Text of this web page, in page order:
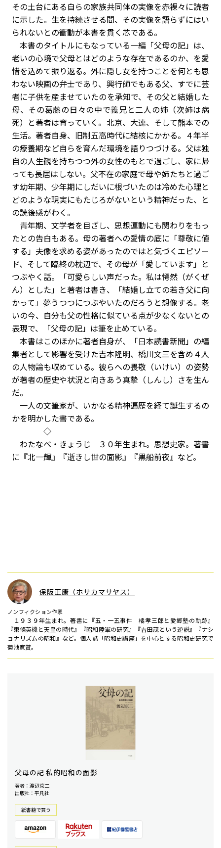
その土台にある自らの家族共同体の実像を赤裸々に読者
に示した。生を持続させる間、その実像を語らずにはい
られないとの衝動が本書を貫く芯である。
本書のタイトルにもなっている一編「父母の記」は、
老いの心境で父母とはどのような存在であるのか、を愛
惜を込めて振り返る。外に隠し女を持つことを何とも思
わない映画の弁士であり、興行師でもある父、すでに芸
者に子供を産ませていたのを承知で、その父と結婚した
母、その葛藤の日々の中で義兄と二人の姉（次姉は病
死）と著者は育っていく。北京、大連、そして熊本での
生活。著者自身、旧制五高時代に結核にかかる。４年半
の療養期など自らを育んだ環境を語りつづける。父は独
自の人生観を持ちつつ外の女性のもとで過ごし、家に帰
っても長居はしない。父不在の家庭で母や姉たちと過ご
す幼年期、少年期にしだいに根づいたのは冷めた心理と
どのような現実にもたじろがないという精神だった、と
の読後感がわく。
青年期、文学者を目ざし、思想運動にも関わりをもっ
たとの告白もある。母の著者への愛情の底に「尊敬に値
する」夫像を求める姿があったのではと気づくエピソー
ド、そして臨終の枕辺で、その母が「愛しています」と
つぶやく話。「可愛らしい声だった。私は愕然（がくぜ
ん）とした」と著者は書き、「結婚し立ての若き父に向
かって」夢うつつにつぶやいたのだろうと想像する。老
いの今、自分も父の性格に似ている点が少なくないとの
表現で、「父母の記」は筆を止めている。
本書はこのほかに著者自身が、「日本読書新聞」の編
集者として影響を受けた吉本隆明、橋川文三を含め４人
の人物論も収めている。彼らへの畏敬（いけい）の姿勢
が著者の歴史や状況と向きあう真摯（しんし）さを生ん
だ。
一人の文筆家が、いかなる精神遍歴を経て誕生するの
かを明かした書である。
◇
わたなべ・きょうじ ３０年生まれ。思想史家。著書
に『北一輝』『逝きし世の面影』『黒船前夜』など。
保阪正康（ホサカマサヤス）
ノンフィクション作家
１９３９年生まれ。著書に『五・一五事件 橘孝三郎と愛郷塾の軌跡』
『東條英機と天皇の時代』『昭和陸軍の研究』『吉田茂という逆説』『ナシ
ョナリズムの昭和』など。個人誌「昭和史講座」を中心とする昭和史研究で
菊池寛賞。
父母の記 私的昭和の面影
著者：渡辺京二
出版社：平凡社
紙書籍で買う